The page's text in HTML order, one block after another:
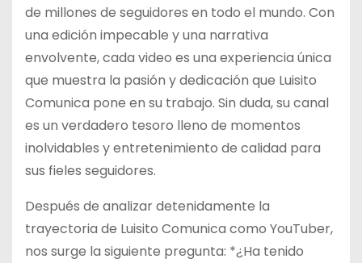
de millones de seguidores en todo el mundo. Con
una edición impecable y una narrativa
envolvente, cada video es una experiencia única
que muestra la pasión y dedicación que Luisito
Comunica pone en su trabajo. Sin duda, su canal
es un verdadero tesoro lleno de momentos
inolvidables y entretenimiento de calidad para
sus fieles seguidores.
Después de analizar detenidamente la
trayectoria de Luisito Comunica como YouTuber,
nos surge la siguiente pregunta: *¿Ha tenido